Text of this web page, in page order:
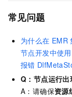
常见问题
为什么在 EMR
节点开发中使用
报错
Q：节点运行出
A：请确保资源